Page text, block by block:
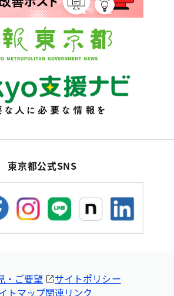
東京都公式SNS
・ご要望
サイトポリシー
トマップ関連リンク